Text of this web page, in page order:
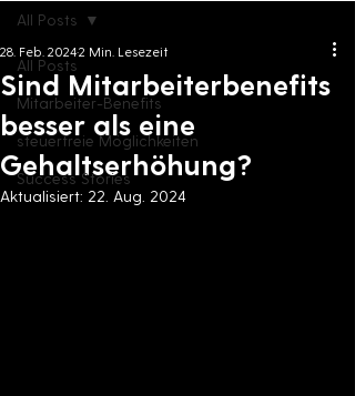
All Posts
Mitarbeiter-Benefits
steuerfreie Möglichkeiten
Success Stories
All Posts
Sind Mitarbeiterbenefits
besser als eine
Gehaltserhöhung?
28. Feb. 20242 Min. Lesezeit
Aktualisiert: 22. Aug. 2024